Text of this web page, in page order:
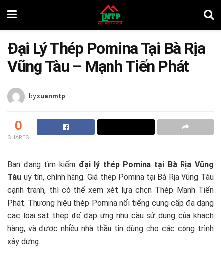
Đại Lý Thép Pomina Tại Bà Rịa
Vũng Tàu – Mạnh Tiến Phát
by xuanmtp
0
SHARES
Bạn đang tìm kiếmđại lý thép Pomina tại Bà Rịa Vũng
Tàu uy tín, chính hãng. Giá thép Pomina tại Bà Rịa Vũng Tàu
cạnh tranh, thì có thể xem xét lựa chọn Thép Mạnh Tiến
Phát. Thương hiệu thép Pomina nổi tiếng cung cấp đa dạng
các loại sắt thép để đáp ứng nhu cầu sử dụng của khách
hàng, và được nhiều nhà thầu tin dùng cho các công trình
xây dựng.